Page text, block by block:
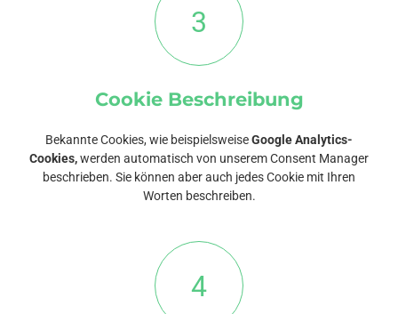
3
Cookie Beschreibung
Bekannte Cookies, wie beispielsweiseGoogle Analytics-
Cookies,werden automatisch von unserem Consent Manager
beschrieben. Sie können aber auch jedes Cookie mit Ihren
Worten beschreiben.
4